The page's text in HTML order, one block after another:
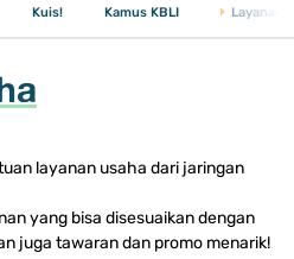
Kuis! Kamus KBLI Layanan
layanan usaha dari jaringan
yang bisa disesuaikan dengan
juga tawaran dan promo menarik!